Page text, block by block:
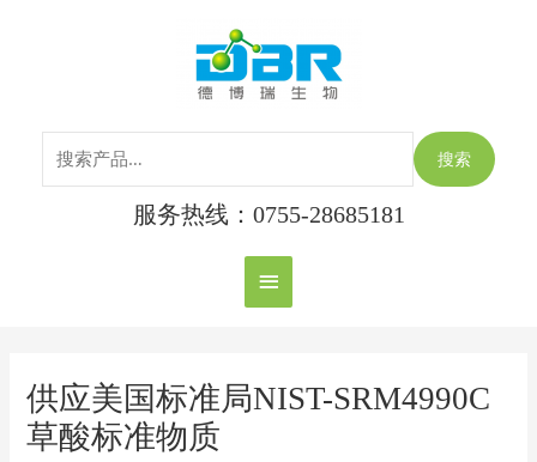
主
菜
单
搜索
服务热线：0755-28685181
供应美国标准局NIST-SRM4990C
草酸标准物质